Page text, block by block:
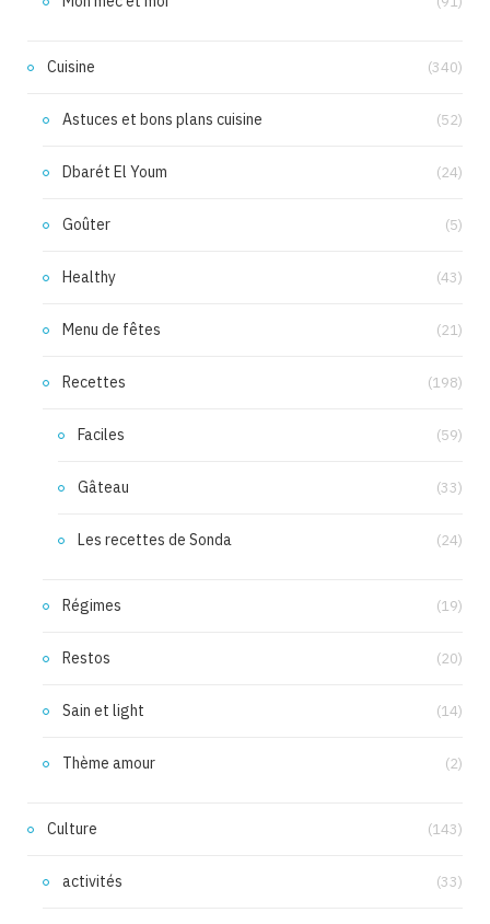
Cuisine (340)
Astuces et bons plans cuisine (52)
Dbarét El Youm (24)
Goûter (5)
Healthy (43)
Menu de fêtes (21)
Recettes (198)
Faciles (59)
Gâteau (33)
Les recettes de Sonda (24)
Régimes (19)
Restos (20)
Sain et light (14)
Thème amour (2)
Culture (143)
activités (33)